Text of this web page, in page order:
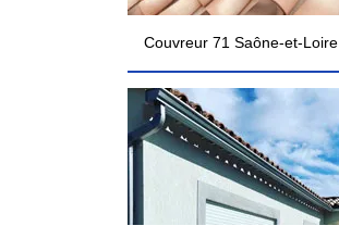
Couvreur 71 Saône-et-Loire